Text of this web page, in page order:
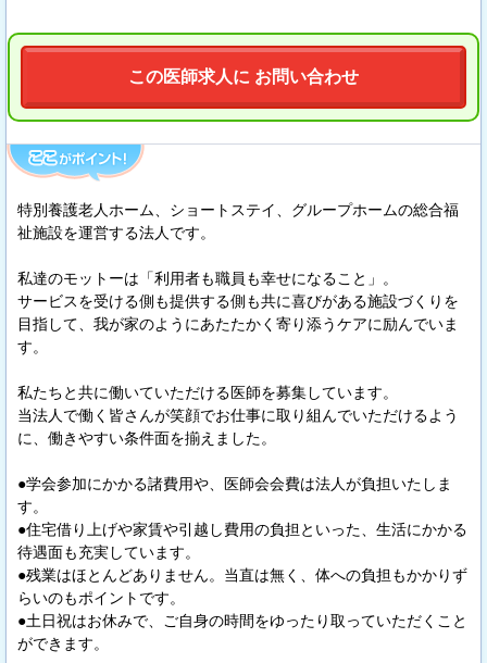
この医師求人に お問い合わせ
特別養護老人ホーム、ショートステイ、グループホームの総合福
祉施設を運営する法人です。
私達のモットーは「利用者も職員も幸せになること」。
サービスを受ける側も提供する側も共に喜びがある施設づくりを
目指して、我が家のようにあたたかく寄り添うケアに励んでいま
す。
私たちと共に働いていただける医師を募集しています。
当法人で働く皆さんが笑顔でお仕事に取り組んでいただけるよう
に、働きやすい条件面を揃えました。
●学会参加にかかる諸費用や、医師会会費は法人が負担いたしま
す。
●住宅借り上げや家賃や引越し費用の負担といった、生活にかかる
待遇面も充実しています。
●残業はほとんどありません。当直は無く、体への負担もかかりず
らいのもポイントです。
●土日祝はお休みで、ご自身の時間をゆったり取っていただくこと
ができます。